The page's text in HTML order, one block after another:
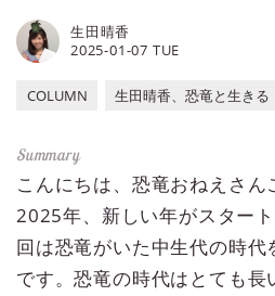
2025-01-07 TUE
生田晴香
COLUMN 生田晴香、恐竜と生きる
こんにちは、恐竜おねえさん
2025年、新しい年がスター
回は恐竜がいた中生代の時代
です。恐竜の時代はとても